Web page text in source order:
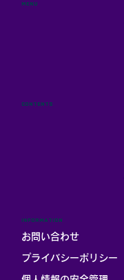
MENU
CONTENTS
INFORMATION
お問い合わせ
プライバシーポリシー